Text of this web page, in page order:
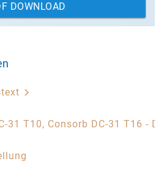
DOWNLOAD
31 T10, Consorb DC-31 T16 -